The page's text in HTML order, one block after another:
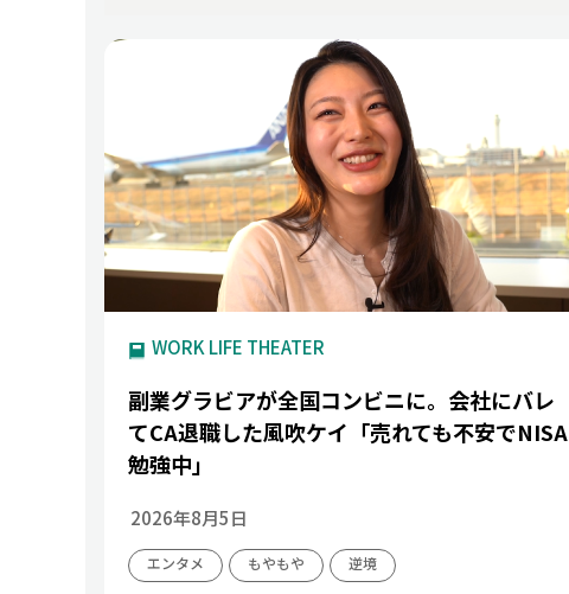
WORK LIFE THEATER
副業グラビアが全国コンビニに。会社にバレ
てCA退職した風吹ケイ「売れても不安でNISA
勉強中」
2026年8月5日
エンタメ もやもや 逆境